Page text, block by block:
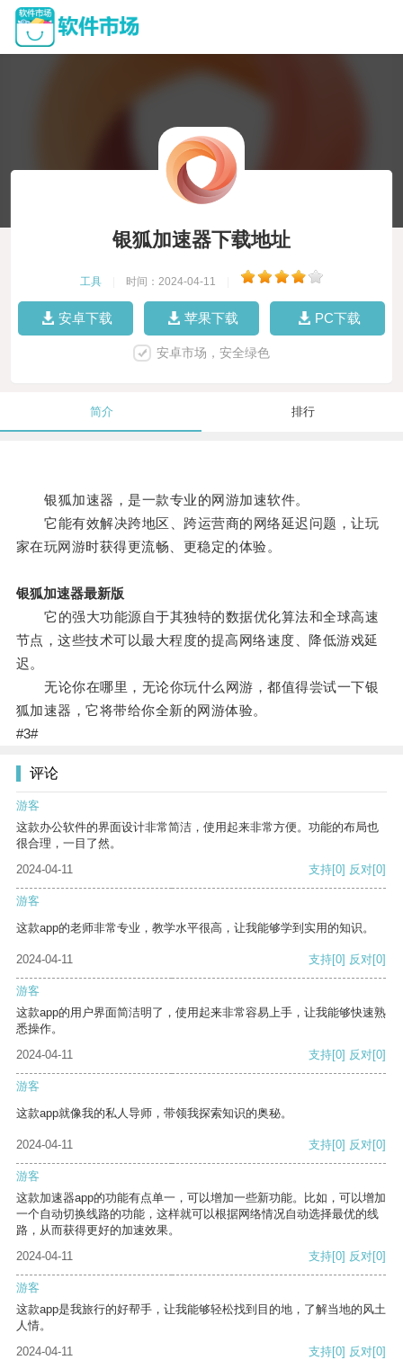
银狐加速器下载地址
工具 时间：2024-04-11
安卓下载 苹果下载 PC下载
安卓市场，安全绿色
简介 排行
银狐加速器，是一款专业的网游加速软件。
它能有效解决跨地区、跨运营商的网络延迟问题，让玩
家在玩网游时获得更流畅、更稳定的体验。
银狐加速器最新版
它的强大功能源自于其独特的数据优化算法和全球高速
节点，这些技术可以最大程度的提高网络速度、降低游戏延
迟。
无论你在哪里，无论你玩什么网游，都值得尝试一下银
狐加速器，它将带给你全新的网游体验。
#3#
评论
游客
这款办公软件的界面设计非常简洁，使用起来非常方便。功能的布局也
很合理，一目了然。
2024-04-11
支持[0] 反对[0]
游客
这款app的老师非常专业，教学水平很高，让我能够学到实用的知识。
2024-04-11 支持[0] 反对[0]
游客
这款app的用户界面简洁明了，使用起来非常容易上手，让我能够快速熟
悉操作。
2024-04-11
支持[0] 反对[0]
游客
这款app就像我的私人导师，带领我探索知识的奥秘。
2024-04-11 支持[0] 反对[0]
游客
这款加速器app的功能有点单一，可以增加一些新功能。比如，可以增加
一个自动切换线路的功能，这样就可以根据网络情况自动选择最优的线
路，从而获得更好的加速效果。
2024-04-11
支持[0] 反对[0]
游客
这款app是我旅行的好帮手，让我能够轻松找到目的地，了解当地的风土
人情。
2024-04-11
支持[0] 反对[0]